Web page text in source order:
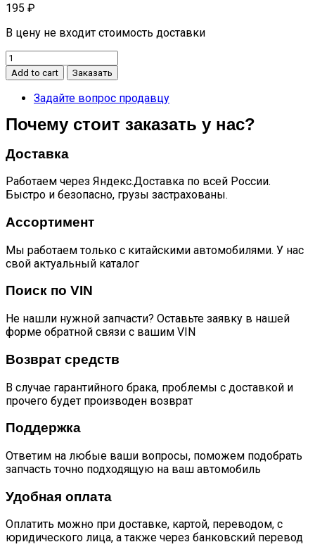
195 ₽
В цену не входит стоимость доставки
Вкладыш
коренной
верхний
n75
cummins
3.8
quantity
Add to cart Заказать
Задайте вопрос продавцу
Почему стоит заказать у нас?
Доставка
Работаем через Яндекс.Доставка по всей России.
Быстро и безопасно, грузы застрахованы.
Ассортимент
Мы работаем только с китайскими автомобилями. У нас
свой актуальный каталог
Поиск по VIN
Не нашли нужной запчасти? Оставьте заявку в нашей
форме обратной связи с вашим VIN
Возврат средств
В случае гарантийного брака, проблемы с доставкой и
прочего будет производен возврат
Поддержка
Ответим на любые ваши вопросы, поможем подобрать
запчасть точно подходящую на ваш автомобиль
Удобная оплата
Оплатить можно при доставке, картой, переводом, с
юридического лица, а также через банковский перевод